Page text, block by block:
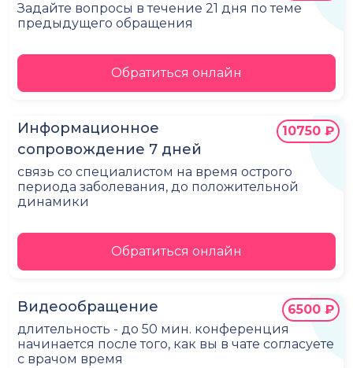
Задайте вопросы в течение 21 дня по теме
предыдущего обращения
Обратиться онлайн
Информационное
сопровождение 7 дней
связь со специалистом на время острого
периода заболевания, до положительной
динамики
10750 ₽
Обратиться онлайн
Видеообращение
длительность - до 50 мин. конференция
начинается после того, как вы в чате согласуете
с врачом время
6500 ₽